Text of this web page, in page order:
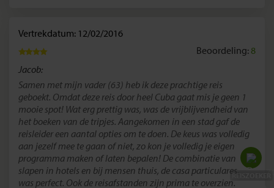
REISZOEKER
Vertrekdatum: 12/02/2016
Beoordeling: 8
Jacob:
Samen met mijn vader (63) heb ik deze prachtige reis
geboekt. Omdat deze reis door heel Cuba gaat mis je geen 1
mooie spot! Wat erg prettig was, was de vrijblijvendheid van
het boeken van de tripjes. Aangekomen in een stad gaf de
reisleider een aantal opties om te doen. De keus was volledig
aan jezelf mee te gaan of niet, zo kon je volledig je eigen
programma maken of laten bepalen! De combinatie van
slapen in hotels en bij mensen thuis, de casa particulares,
was perfect. Ook de reisafstanden zijn prima te overzien.